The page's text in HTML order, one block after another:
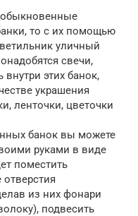
то с их помощью
уличный
свечи,
этих банок,
украшения
ленточки, цветочки
банок вы можете
руками в виде
поместить
из них фонари
подвесить